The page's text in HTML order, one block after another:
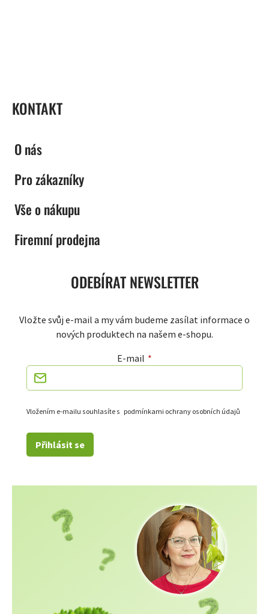
KONTAKT
O nás
Pro zákazníky
Vše o nákupu
Firemní prodejna
ODEBÍRAT NEWSLETTER
Vložte svůj e-mail a my vám budeme zasílat informace o
nových produktech na našem e-shopu.
E-mail
Vložením e-mailu souhlasíte s podmínkami ochrany osobních údajů
Přihlásit se